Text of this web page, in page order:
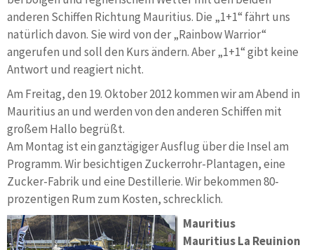
anderen Schiffen Richtung Mauritius. Die „1+1“ fährt uns
natürlich davon. Sie wird von der „Rainbow Warrior“
angerufen und soll den Kurs ändern. Aber „1+1“ gibt keine
Antwort und reagiert nicht.
Am Freitag, den 19. Oktober 2012 kommen wir am Abend in
Mauritius an und werden von den anderen Schiffen mit
großem Hallo begrüßt.
Am Montag ist ein ganztägiger Ausflug über die Insel am
Programm. Wir besichtigen Zuckerrohr-Plantagen, eine
Zucker-Fabrik und eine Destillerie. Wir bekommen 80-
prozentigen Rum zum Kosten, schrecklich.
Mauritius
Mauritius La Reuinion